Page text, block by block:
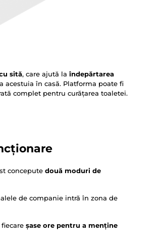
sită, care ajută la îndepărtarea
acestuia în casă. Platforma poate fi
complet pentru curățarea toaletei.
concepute două moduri de
de companie intră în zona de
șase ore pentru a menține